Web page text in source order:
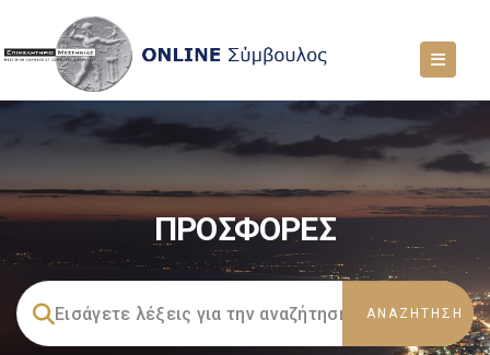
ΠΡΟΣΦΟΡΕΣ